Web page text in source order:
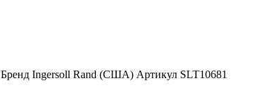
Ingersoll Rand (США) Артикул SLT10681